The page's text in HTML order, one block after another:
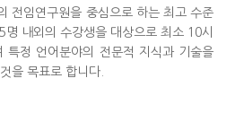
전임연구원을 중심으로 하는 최고 수준
내외의 수강생을 대상으로 최소 10시
특정 언어분야의 전문적 지식과 기술을
을 목표로 합니다.